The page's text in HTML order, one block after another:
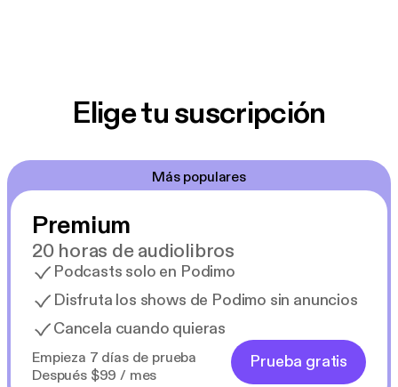
Elige tu suscripción
Más populares
Premium
20 horas de audiolibros
Podcasts solo en Podimo
Disfruta los shows de Podimo sin anuncios
Cancela cuando quieras
Empieza 7 días de prueba
Después $99 / mes
Prueba gratis